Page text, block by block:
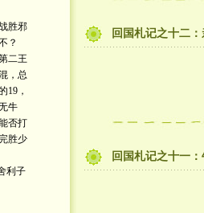
胜邪
？
二王
，总
19，
牛
否打
胜少
利子
回国札记之十二
回国札记之十一